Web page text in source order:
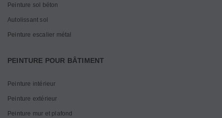
Peinture sol béton
Autolissant sol
Peinture escalier métal
PEINTURE POUR BÂTIMENT
Peinture intérieur
Peinture extérieur
Peinture mur et plafond